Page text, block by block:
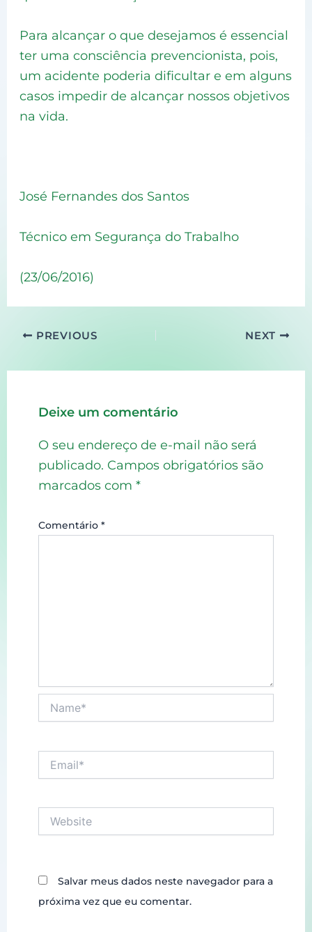
Para alcançar o que desejamos é essencial
ter uma consciência prevencionista, pois,
um acidente poderia dificultar e em alguns
casos impedir de alcançar nossos objetivos
na vida.
José Fernandes dos Santos
Técnico em Segurança do Trabalho
(23/06/2016)
PREVIOUS NEXT
Deixe um comentário
O seu endereço de e-mail não será
publicado. Campos obrigatórios são
marcados com *
Comentário *
Salvar meus dados neste navegador para a
próxima vez que eu comentar.